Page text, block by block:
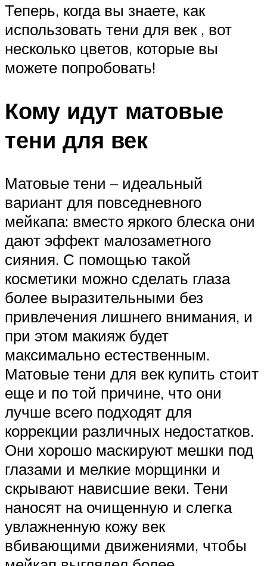
Теперь, когда вы знаете, как
использовать тени для век , вот
несколько цветов, которые вы
можете попробовать!
Кому идут матовые
тени для век
Матовые тени – идеальный
вариант для повседневного
мейкапа: вместо яркого блеска они
дают эффект малозаметного
сияния. С помощью такой
косметики можно сделать глаза
более выразительными без
привлечения лишнего внимания, и
при этом макияж будет
максимально естественным.
Матовые тени для век купить стоит
еще и по той причине, что они
лучше всего подходят для
коррекции различных недостатков.
Они хорошо маскируют мешки под
глазами и мелкие морщинки и
скрывают нависшие веки. Тени
наносят на очищенную и слегка
увлажненную кожу век
вбивающими движениями, чтобы